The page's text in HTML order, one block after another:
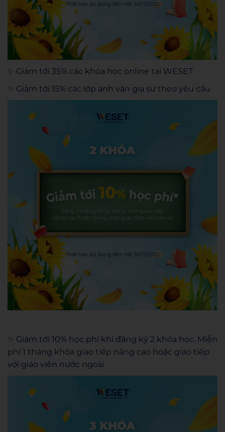
✨ Giảm tới 35% các khóa học online tại WESET
✨ Giảm tới 15% các lớp anh văn gia sư theo yêu cầu
✨ Giảm tới 10% học phí khi đăng ký 2 khóa học. Miễn
phí 1 tháng khóa giao tiếp nâng cao hoặc giao tiếp
với giáo viên nước ngoài